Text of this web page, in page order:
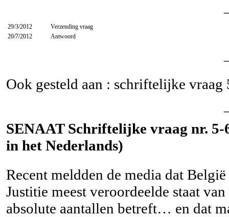
29/3/2012
Verzending vraag
20/7/2012
Antwoord
Ook gesteld aan : schriftelijke vraag
SENAAT Schriftelijke vraag nr. 5-
in het Nederlands)
Recent meldden de media dat
Justitie meest veroordeelde staat
absolute aantallen betreft… en dat